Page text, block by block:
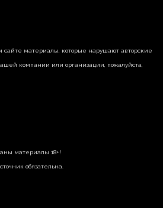
материалы, которые нарушают авторские
компании или организации, пожалуйста,
материалы 18+!
обязательна.